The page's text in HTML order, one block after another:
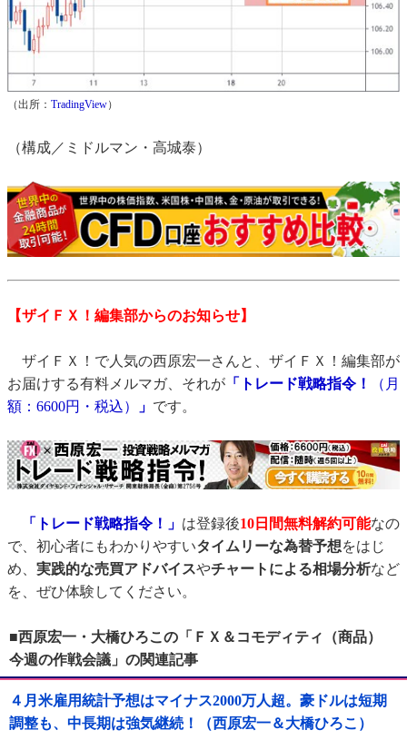
（出所： TradingView）
（構成／ミドルマン・高城泰）
【ザイＦＸ！編集部からのお知らせ】
ザイＦＸ！で人気の西原宏一さんと、ザイＦＸ！編集部が
お届けする有料メルマガ、それが 「トレード戦略指令！
（月
額：6600円・税込）
」 です。
「トレード戦略指令！」 は登録後10日間無料解約可能なの
で、初心者にもわかりやすいタイムリーな為替予想をはじ
め、 実践的な売買アドバイスやチャートによる相場分析など
を、ぜひ体験してください。
■西原宏一・大橋ひろこの「ＦＸ＆コモディティ（商品）
今週の作戦会議」の関連記事
４月米雇用統計予想はマイナス2000万人超。豪ドルは短期
調整も、中長期は強気継続！（西原宏一＆大橋ひろこ）